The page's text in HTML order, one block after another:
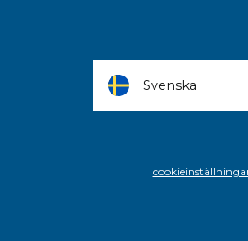
Svenska